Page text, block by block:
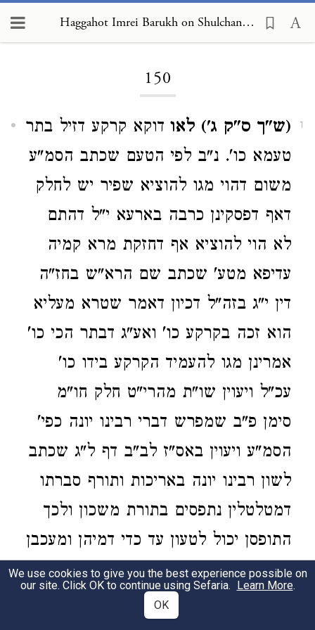
Haggahot Imrei Barukh on Shulchan Arukh, Choshen Mishpat 150
150
1 (ש"ך ס"ק ג') לאו דוקא קרקע דזיל בתר
טעמא כו'. נ"ב לפי הטעם שכתב הסמ"ע
משום דהוי מגו להוציא שפיר יש לחלק
דאף דפסקינן כרבה בארעא י"ל דהתם
לא הוי להוציא אף דחזקת מרא קמיה
עדיפא מטע' שכתב שם הרא"ש בחז"ה
דין י"ג בזה"ל דכיון דאמר שטרא מעליא
הוא זכה בקרקע כו' ואע"ג דבתר הכי כו'
אמרינן מגו להעמיד הקרקע בידו כו'
עכ"ל ויעוין שו"ת מהרי"ט חלק חו"מ
סימן פ"ב שמפרש דברי רבינו יונה כפי'
הסמ"ע ויעוין באס"ז לב"ב דף ל"ג שכתב
לשון רבינו יונה באריכות ותורף סברתו
דמטלטלין נתפסים בתורת משכון ולכך
התופסן יכול לטעון עד כדי דמיהן ומעכבן
למשכון במגו שהיה יכול לעכבן בטענת
לקוח ושפיר הוי כמגו באותו ממון מה
We use cookies to give you the best experience possible on
our site. Click OK to continue using Sefaria. Learn More.
OK